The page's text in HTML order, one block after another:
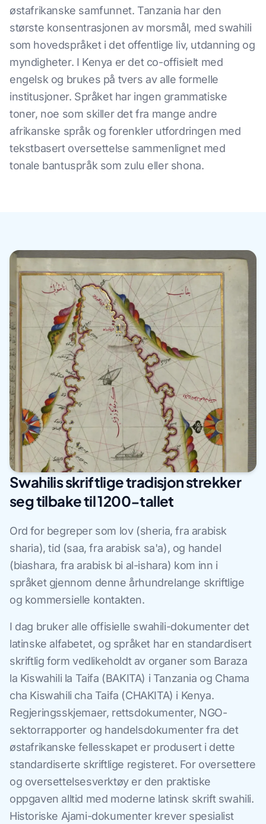
østafrikanske samfunnet. Tanzania har den
største konsentrasjonen av morsmål, med swahili
som hovedspråket i det offentlige liv, utdanning og
myndigheter. I Kenya er det co-offisielt med
engelsk og brukes på tvers av alle formelle
institusjoner. Språket har ingen grammatiske
toner, noe som skiller det fra mange andre
afrikanske språk og forenkler utfordringen med
tekstbasert oversettelse sammenlignet med
tonale bantuspråk som zulu eller shona.
Swahilis skriftlige tradisjon strekker
seg tilbake til 1200-tallet
Ord for begreper som lov (sheria, fra arabisk
sharia), tid (saa, fra arabisk sa'a), og handel
(biashara, fra arabisk bi al-ishara) kom inn i
språket gjennom denne århundrelange skriftlige
og kommersielle kontakten.
I dag bruker alle offisielle swahili-dokumenter det
latinske alfabetet, og språket har en standardisert
skriftlig form vedlikeholdt av organer som Baraza
la Kiswahili la Taifa (BAKITA) i Tanzania og Chama
cha Kiswahili cha Taifa (CHAKITA) i Kenya.
Regjeringsskjemaer, rettsdokumenter, NGO-
sektorrapporter og handelsdokumenter fra det
østafrikanske fellesskapet er produsert i dette
standardiserte skriftlige registeret. For oversettere
og oversettelsesverktøy er den praktiske
oppgaven alltid med moderne latinsk skrift swahili.
Historiske Ajami-dokumenter krever spesialist